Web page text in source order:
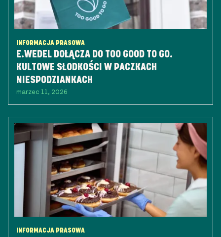
INFORMACJA PRASOWA
E.WEDEL DOŁĄCZA DO TOO GOOD TO GO.
KULTOWE SŁODKOŚCI W PACZKACH
NIESPODZIANKACH
marzec 11, 2026
INFORMACJA PRASOWA